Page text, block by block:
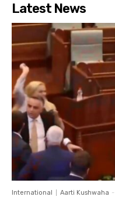
Latest News
International Aarti Kushwaha -